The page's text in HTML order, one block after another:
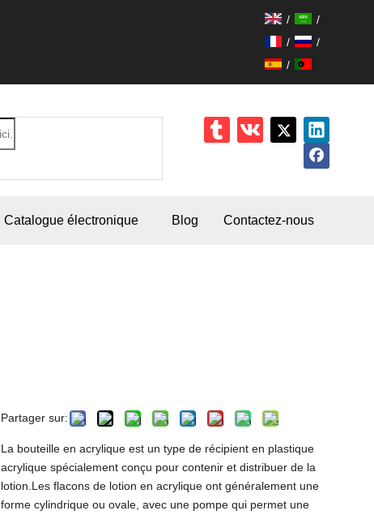
/
/
/
/
/
Catalogue électronique Blog Contactez-nous
Partager sur:
La bouteille en acrylique est un type de récipient en plastique
acrylique spécialement conçu pour contenir et distribuer de la
lotion.Les flacons de lotion en acrylique ont généralement une
forme cylindrique ou ovale, avec une pompe qui permet une